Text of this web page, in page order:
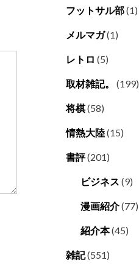
フットサル部(1)
メルマガ(1)
レトロ (5)
取材雑記。 (199)
将棋(58)
情熱大陸(15)
書評(201)
ビジネス (9)
漫画紹介(77)
紹介本(45)
雑記(551)